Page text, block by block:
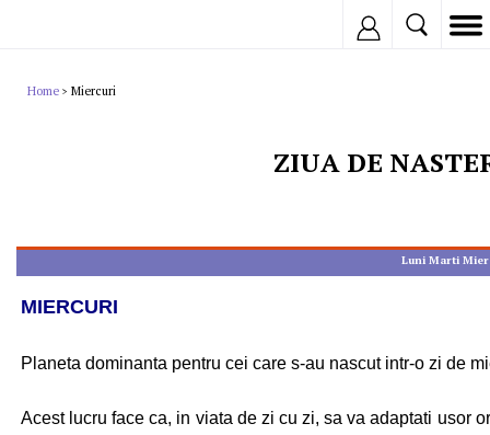
Home > Miercuri
ZIUA DE
Luni Marti
MIERCURI
Planeta dominanta pentru cei care s-au nascut intr-o zi de
Acest lucru face ca, in viata de zi cu zi, sa va adaptati usor